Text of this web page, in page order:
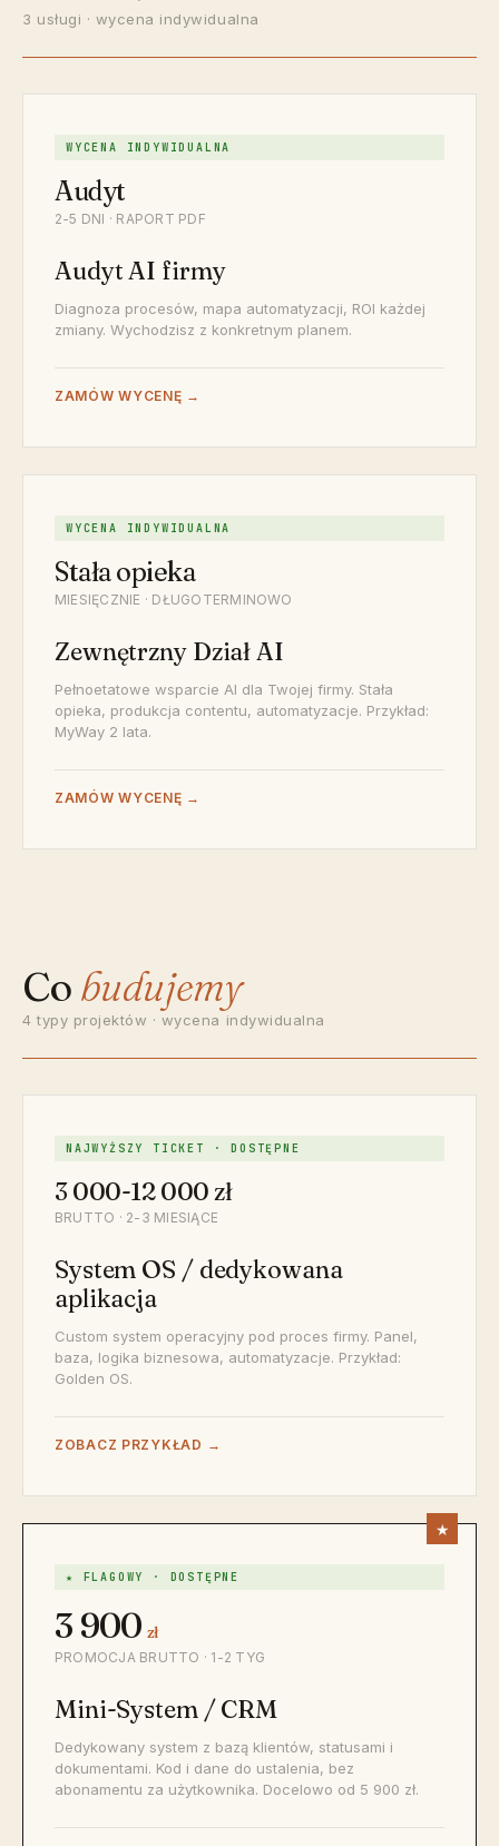
3 usługi · wycena indywidualna
WYCENA INDYWIDUALNA
Audyt
2-5 DNI · RAPORT PDF
Audyt AI firmy
Diagnoza procesów, mapa automatyzacji, ROI każdej
zmiany. Wychodzisz z konkretnym planem.
ZAMÓW WYCENĘ →
WYCENA INDYWIDUALNA
Stała opieka
MIESIĘCZNIE · DŁUGOTERMINOWO
Zewnętrzny Dział AI
Pełnoetatowe wsparcie AI dla Twojej firmy. Stała
opieka, produkcja contentu, automatyzacje. Przykład:
MyWay 2 lata.
ZAMÓW WYCENĘ →
Co budujemy
4 typy projektów · wycena indywidualna
NAJWYŻSZY TICKET · DOSTĘPNE
3 000-12 000 zł
BRUTTO · 2-3 MIESIĄCE
System OS / dedykowana
aplikacja
Custom system operacyjny pod proces firmy. Panel,
baza, logika biznesowa, automatyzacje. Przykład:
Golden OS.
ZOBACZ PRZYKŁAD →
★ FLAGOWY · DOSTĘPNE
3 900 zł
PROMOCJA BRUTTO · 1-2 TYG
Mini-System / CRM
Dedykowany system z bazą klientów, statusami i
dokumentami. Kod i dane do ustalenia, bez
abonamentu za użytkownika. Docelowo od 5 900 zł.